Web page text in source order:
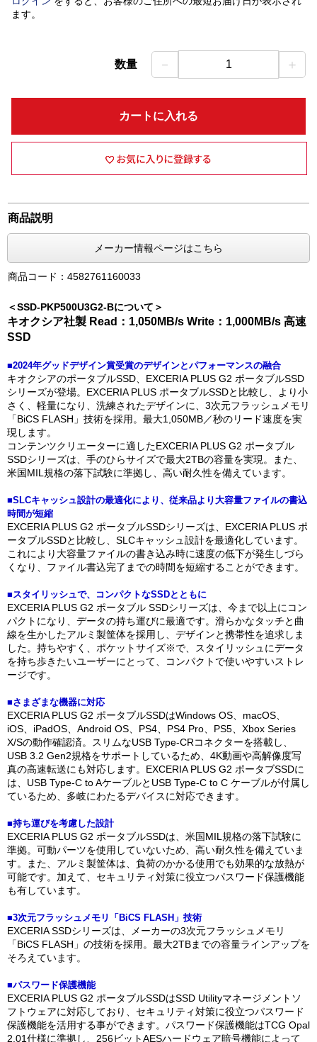
ます。
数量 － 1 ＋
カートに入れる
商品説明
メーカー情報ページはこちら
商品コード：4582761160033
＜SSD-PKP500U3G2-Bについて＞
キオクシア社製 Read：1,050MB/s Write：1,000MB/s 高速
SSD
■2024年グッドデザイン賞受賞のデザインとパフォーマンスの融合
キオクシアのポータブルSSD、EXCERIA PLUS G2 ポータブルSSD
シリーズが登場。EXCERIA PLUS ポータブルSSDと比較し、より小
さく、軽量になり、洗練されたデザインに、3次元フラッシュメモリ
「BiCS FLASH」技術を採用。最大1,050MB／秒のリード速度を実
現します。
コンテンツクリエーターに適したEXCERIA PLUS G2 ポータブル
SSDシリーズは、手のひらサイズで最大2TBの容量を実現。また、
米国MIL規格の落下試験に準拠し、高い耐久性を備えています。
■SLCキャッシュ設計の最適化により、従来品より大容量ファイルの書込
時間が短縮
EXCERIA PLUS G2 ポータブルSSDシリーズは、EXCERIA PLUS ポ
ータブルSSDと比較し、SLCキャッシュ設計を最適化しています。
これにより大容量ファイルの書き込み時に速度の低下が発生しづら
くなり、ファイル書込完了までの時間を短縮することができます。
■スタイリッシュで、コンパクトなSSDとともに
EXCERIA PLUS G2 ポータブル SSDシリーズは、今まで以上にコン
パクトになり、データの持ち運びに最適です。滑らかなタッチと曲
線を生かしたアルミ製筐体を採用し、デザインと携帯性を追求しま
した。持ちやすく、ポケットサイズ※で、スタイリッシュにデータ
を持ち歩きたいユーザーにとって、コンパクトで使いやすいストレ
ージです。
■さまざまな機器に対応
EXCERIA PLUS G2 ポータブルSSDはWindows OS、macOS、
iOS、iPadOS、Android OS、PS4、PS4 Pro、PS5、Xbox Series
X/Sの動作確認済。スリムなUSB Type-CRコネクターを搭載し、
USB 3.2 Gen2規格をサポートしているため、4K動画や高解像度写
真の高速転送にも対応します。EXCERIA PLUS G2 ポータブSSDに
は、USB Type-C to AケーブルとUSB Type-C to C ケーブルが付属し
ているため、多岐にわたるデバイスに対応できます。
■持ち運びを考慮した設計
EXCERIA PLUS G2 ポータブルSSDは、米国MIL規格の落下試験に
準拠。可動パーツを使用していないため、高い耐久性を備えていま
す。また、アルミ製筐体は、負荷のかかる使用でも効果的な放熱が
可能です。加えて、セキュリティ対策に役立つパスワード保護機能
も有しています。
■3次元フラッシュメモリ「BiCS FLASH」技術
EXCERIA SSDシリーズは、メーカーの3次元フラッシュメモリ
「BiCS FLASH」の技術を採用。最大2TBまでの容量ラインアップを
そろえています。
■パスワード保護機能
EXCERIA PLUS G2 ポータブルSSDはSSD Utilityマネージメントソ
フトウェアに対応しており、セキュリティ対策に役立つパスワード
保護機能を活用する事ができます。パスワード保護機能はTCG Opal
2.01仕様に準拠し、256ビットAESハードウェア暗号機能によって